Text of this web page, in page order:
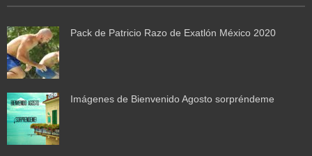
Pack de Patricio Razo de Exatlón México 2020
Imágenes de Bienvenido Agosto sorpréndeme